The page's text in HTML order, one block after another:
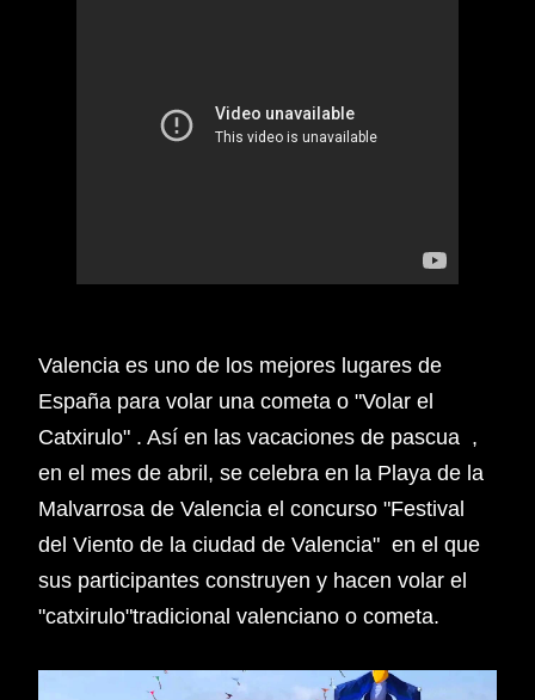
Valencia es uno de los mejores lugares de
España para volar una cometa o "Volar el
Catxirulo" . Así en las vacaciones de pascua ,
en el mes de abril, se celebra en la Playa de la
Malvarrosa de Valencia el concurso "Festival
del Viento de la ciudad de Valencia" en el que
sus participantes construyen y hacen volar el
"catxirulo"tradicional valenciano o cometa.